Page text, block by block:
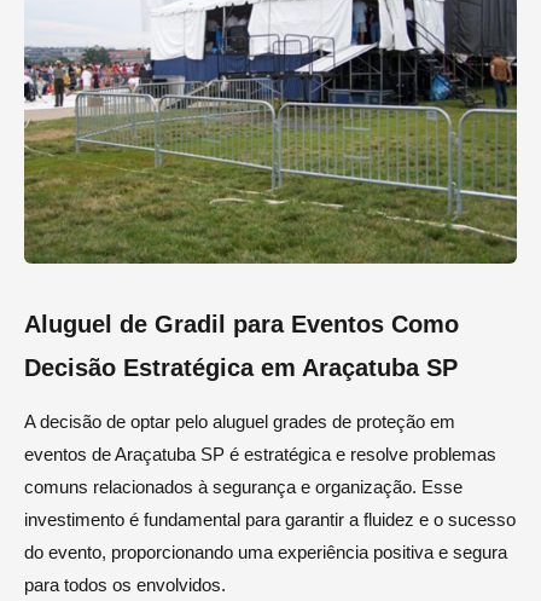
Aluguel de Gradil para Eventos Como
Decisão Estratégica em Araçatuba SP
A decisão de optar pelo aluguel grades de proteção em
eventos de Araçatuba SP é estratégica e resolve problemas
comuns relacionados à segurança e organização. Esse
investimento é fundamental para garantir a fluidez e o sucesso
do evento, proporcionando uma experiência positiva e segura
para todos os envolvidos.